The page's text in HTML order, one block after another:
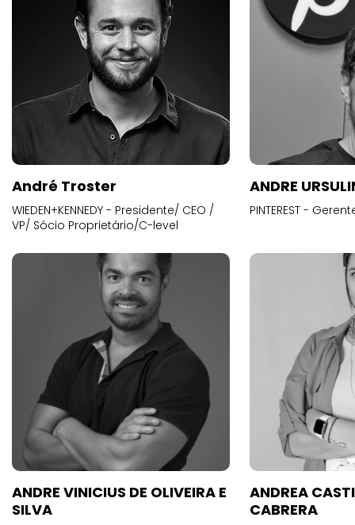
André Troster
WIEDEN+KENNEDY - Presidente/ CEO /
VP/ Sócio Proprietário/C-level
ANDRE
PINTEREST -
ANDRE VINICIUS DE OLIVEIRA E
SILVA
ANDREA
CABRERA